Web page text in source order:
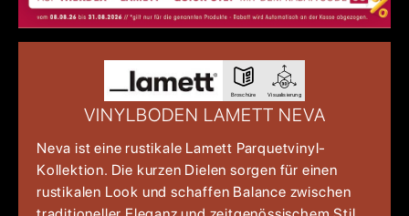
Broschüre Visualisierung
VINYLBODEN LAMETT NEVA
Neva ist eine rustikale Lamett Parquetvinyl-
Kollektion. Die kurzen Dielen sorgen für einen
rustikalen Look und schaffen Balance zwischen